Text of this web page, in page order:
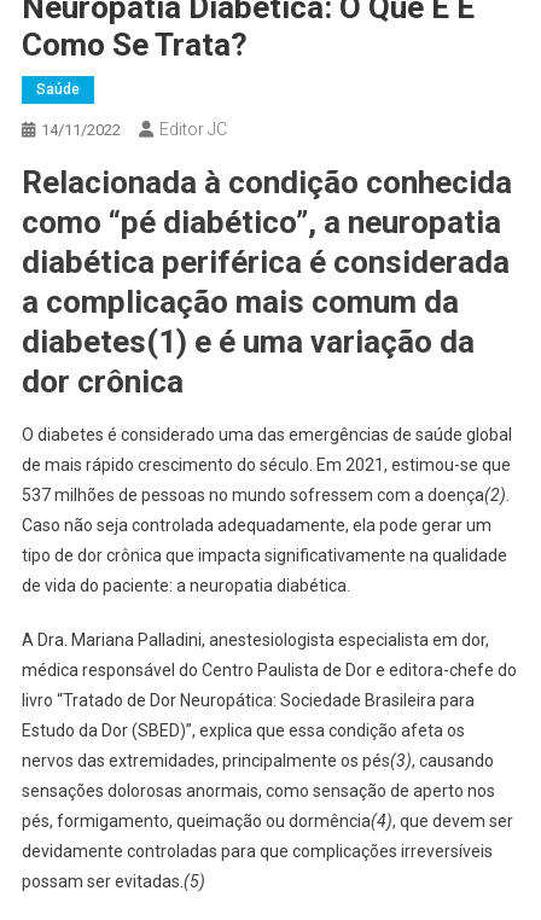
Como Se Trata?
Saúde
14/11/2022 Editor JC
Relacionada à condição conhecida
como “pé diabético”, a neuropatia
diabética periférica é considerada
a complicação mais comum da
diabetes(1) e é uma variação da
dor crônica
O diabetes é considerado uma das emergências de saúde global
de mais rápido crescimento do século. Em 2021, estimou-se que
537 milhões de pessoas no mundo sofressem com a doença(2)
Caso não seja controlada adequadamente, ela pode gerar um
tipo de dor crônica que impacta significativamente na qualidade
de vida do paciente: a neuropatia diabética.
A Dra. Mariana Palladini, anestesiologista especialista em dor,
médica responsável do Centro Paulista de Dor e editora-chefe do
livro “Tratado de Dor Neuropática: Sociedade Brasileira para
Estudo da Dor (SBED)”, explica que essa condição afeta os
nervos das extremidades, principalmente os pés(3), causando
sensações dolorosas anormais, como sensação de aperto nos
pés, formigamento, queimação ou dormência(4), que devem ser
devidamente controladas para que complicações irreversíveis
possam ser evitadas. (5)